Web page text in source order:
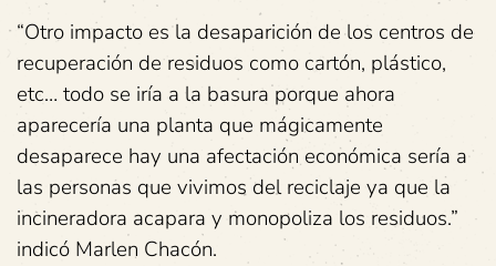
“Otro impacto es la desaparición de los centros de
recuperación de residuos como cartón, plástico,
etc… todo se iría a la basura porque ahora
aparecería una planta que mágicamente
desaparece hay una afectación económica sería a
las personas que vivimos del reciclaje ya que la
incineradora acapara y monopoliza los residuos.”
indicó Marlen Chacón.